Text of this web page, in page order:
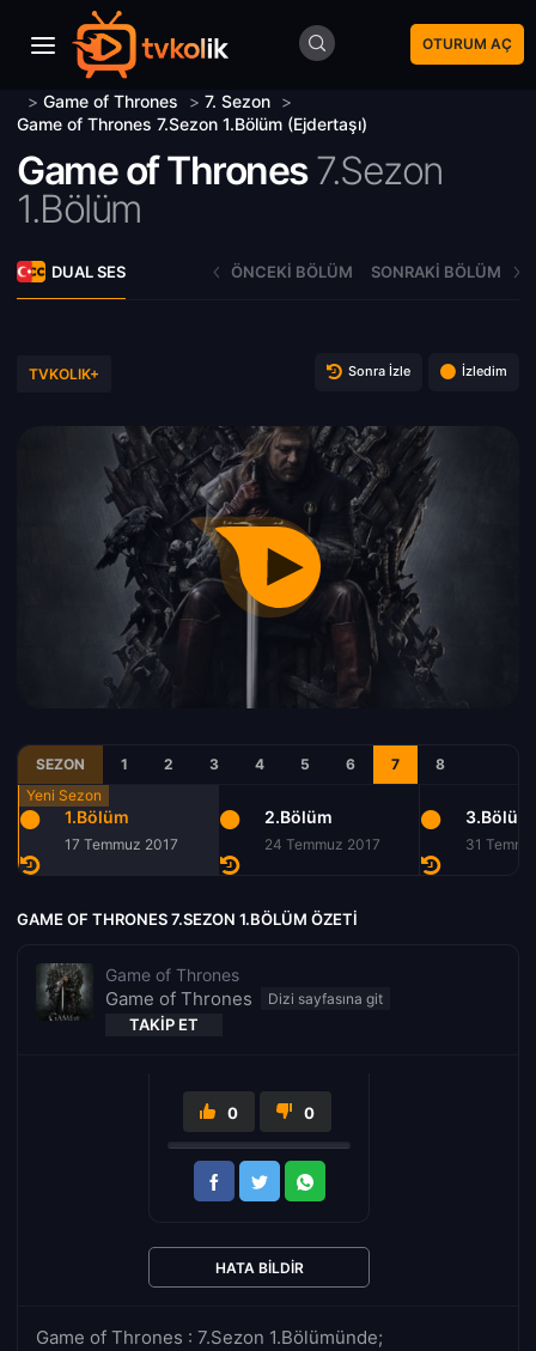
OTURUM AÇ
> Game of Thrones > 7. Sezon >
Game of Thrones 7.Sezon 1.Bölüm (Ejdertaşı)
Game of Thrones7.Sezon
1.Bölüm
DUAL SES ÖNCEKI BÖLÜM SONRAKI BÖLÜM
TVKOLIK+ Sonra İzle İzledim
SEZON 1 2 3 4 5 6 7 8
1.Bölüm
17 Temmuz 2017
2.Bölüm
24 Temmuz 2017
3.Bölüm
31
GAME OF THRONES 7.SEZON 1.BÖLÜM ÖZETI
Game of Thrones
Game of Thrones
TAKIP ET
Game of Thrones : 7.Sezon 1.Bölümünde;
0 0
HATA BILDIR